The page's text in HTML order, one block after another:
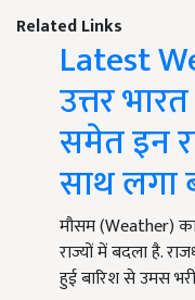
Related Links
Latest
उत्तर
समेत इन
साथ लगा
मौसम (Weather)
राज्यों में बदला है.
हुई बारिश से उमस